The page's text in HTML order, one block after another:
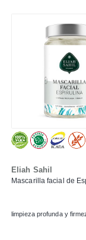
Eliah Sahil
Mascarilla facial de
limpieza profunda y